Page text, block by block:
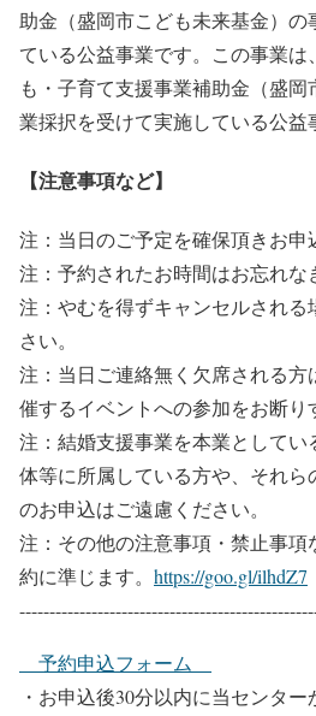
助金（盛岡市こども未来基金）の
ている公益事業です。この事業
も・子育て支援事業補助金（盛
業採択を受けて実施している公益
【注意事項など】
注：当日のご予定を確保頂きお申
注：予約されたお時間はお忘れな
注：やむを得ずキャンセルされ
さい。
注：当日ご連絡無く欠席される
催するイベントへの参加をお断り
注：結婚支援事業を本業として
体等に所属している方や、それ
のお申込はご遠慮ください。
注：その他の注意事項・禁止事
約に準じます。 https://goo.gl/ilhdZ7
予約申込フォーム
・お申込後30分以内に当センタ